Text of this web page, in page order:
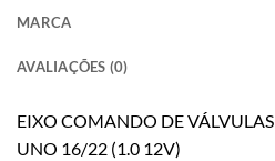
MARCA
AVALIAÇÕES (0)
EIXO COMANDO DE VÁLVULAS
UNO 16/22 (1.0 12V)